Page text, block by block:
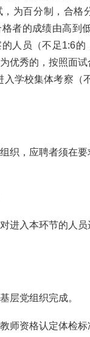
为百分制，合格
者的成绩由高到
人员（不足1:6的
优秀的，按照面
入学校集体考察（
织，应聘者须在要
进入本环节的人
层党组织完成。
师资格认定体检标